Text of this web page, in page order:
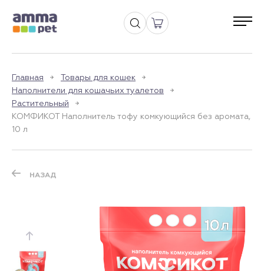
Главная
Товары для кошек
Наполнители для кошачьих туалетов
Растительный
КОМФИКОТ Наполнитель тофу комкующийся без аромата,
10 л
НАЗАД